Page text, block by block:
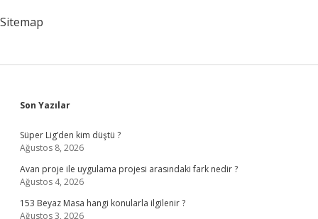
Sitemap
Sidebar
Son Yazılar
Süper Lig’den kim düştü ?
Ağustos 8, 2026
Avan proje ile uygulama projesi arasındaki fark nedir ?
Ağustos 4, 2026
153 Beyaz Masa hangi konularla ilgilenir ?
Ağustos 3, 2026